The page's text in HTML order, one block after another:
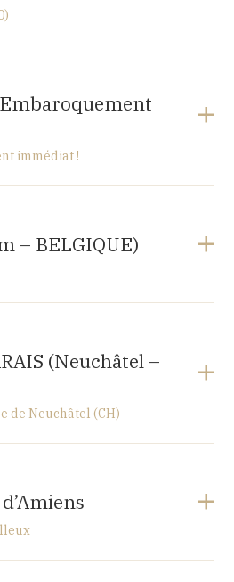
immédiat !
– BELGIQUE)
(Neuchâtel –
de Neuchâtel (CH)
1 CH-2000 Neuchâtel